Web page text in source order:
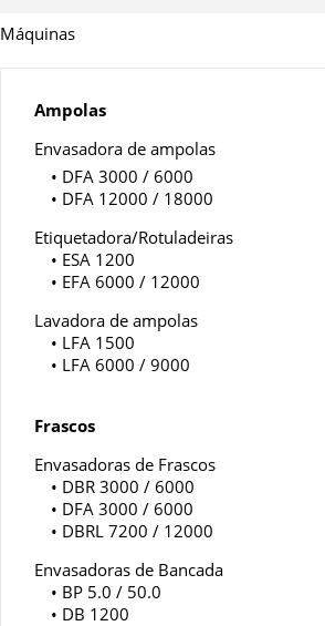
Máquinas
Ampolas
Envasadora de ampolas
• DFA 3000 / 6000
• DFA 12000 / 18000
Etiquetadora/Rotuladeiras
• ESA 1200
• EFA 6000 / 12000
Lavadora de ampolas
• LFA 1500
• LFA 6000 / 9000
Frascos
Envasadoras de Frascos
• DBR 3000 / 6000
• DFA 3000 / 6000
• DBRL 7200 / 12000
Envasadoras de Bancada
• BP 5.0 / 50.0
• DB 1200